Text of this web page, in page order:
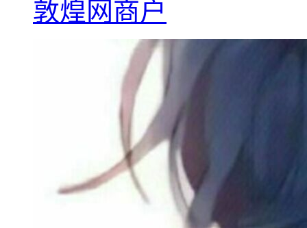
敦煌网商户